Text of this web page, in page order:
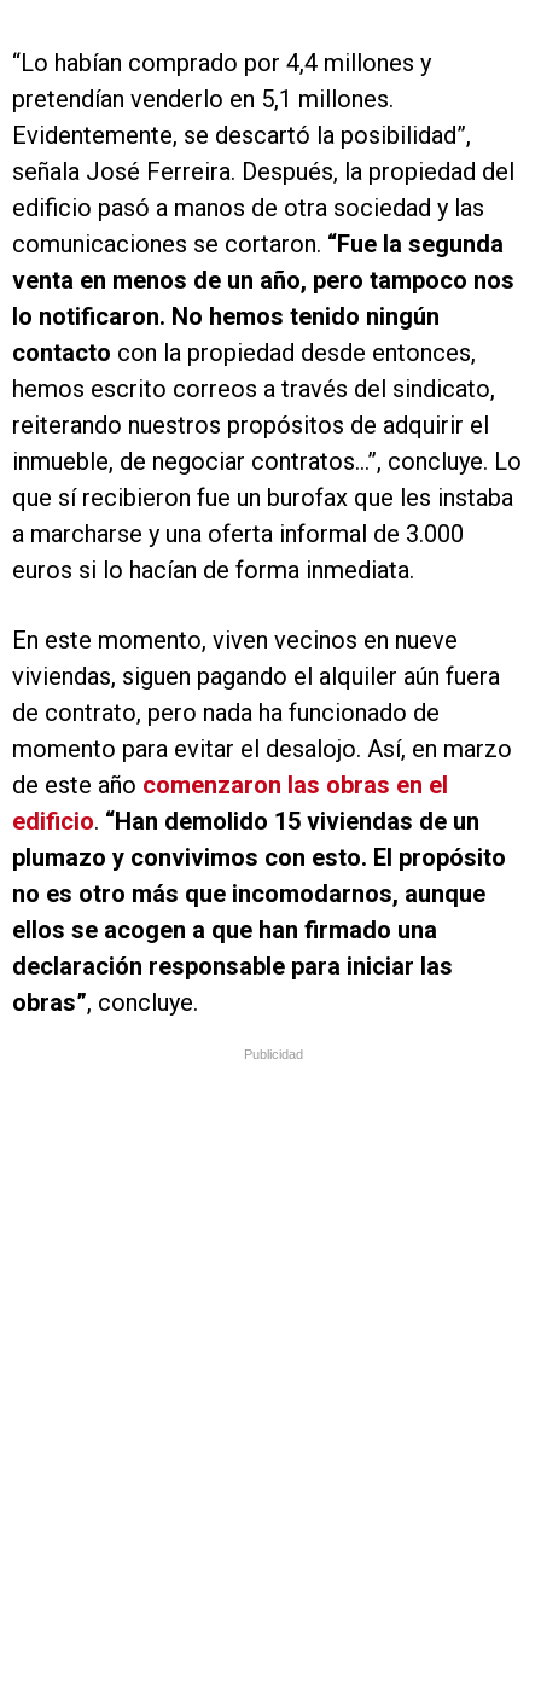
“Lo habían comprado por 4,4 millones y
pretendían venderlo en 5,1 millones.
Evidentemente, se descartó la posibilidad”,
señala José Ferreira. Después, la propiedad del
edificio pasó a manos de otra sociedad y las
comunicaciones se cortaron. “Fue la segunda
venta en menos de un año, pero tampoco nos
lo notificaron. No hemos tenido ningún
contacto con la propiedad desde entonces,
hemos escrito correos a través del sindicato,
reiterando nuestros propósitos de adquirir el
inmueble, de negociar contratos…”, concluye. Lo
que sí recibieron fue un burofax que les instaba
a marcharse y una oferta informal de 3.000
euros si lo hacían de forma inmediata.
En este momento, viven vecinos en nueve
viviendas, siguen pagando el alquiler aún fuera
de contrato, pero nada ha funcionado de
momento para evitar el desalojo. Así, en marzo
de este año comenzaron las obras en el
edificio. “Han demolido 15 viviendas de un
plumazo y convivimos con esto. El propósito
no es otro más que incomodarnos, aunque
ellos se acogen a que han firmado una
declaración responsable para iniciar las
obras”, concluye.
Publicidad